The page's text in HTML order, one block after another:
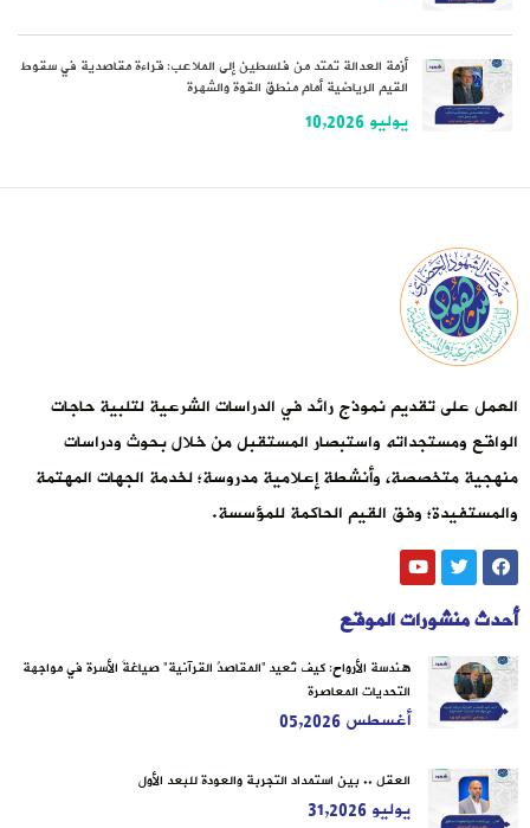
أزمة العدالة تمتد من فلسطين إلى الملاعب: قراءة مقاصدية في سقوط
القيم الرياضية أمام منطق القوة والشهرة
يوليو 10,2026
العمل على تقديم نموذج رائد في الدراسات الشرعية لتلبية حاجات
الواقع ومستجداته واستبصار المستقبل من خلال بحوث ودراسات
منهجية متخصصة، وأنشطة إعلامية مدروسة؛ لخدمة الجهات المهتمة
والمستفيدة؛ وفق القيم الحاكمة للمؤسسة.
أحدث منشورات الموقع
هندسة الأرواح: كيف تُعيد “المقاصدُ القرآنية” صياغةَ الأسرة في مواجهة
التحديات المعاصرة
أغسطس 05,2026
العقل .. بين استمداد التجربة والعودة للبعد الأول
يوليو 31,2026